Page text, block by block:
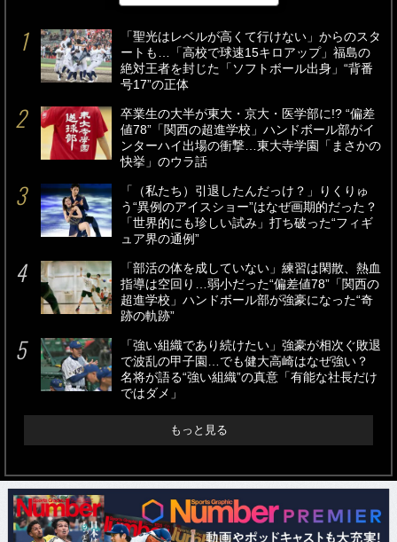
「聖光はレベルが高くて行けない」からのスタ
ートも…「高校で球速15キロアップ」福島の
絶対王者を封じた「ソフトボール出身」“背番
号17”の正体
卒業生の大半が東大・京大・医学部に!? “偏差
値78”「関西の超進学校」ハンドボール部がイ
ンターハイ出場の衝撃…東大寺学園「まさかの
快挙」のウラ話
「（私たち）引退したんだっけ？」りくりゅ
う“異例のアイスショー”はなぜ画期的だった？
「世界的にも珍しい試み」打ち破った“フィギ
ュア界の通例”
「部活の体を成していない」練習は閑散、熱血
指導は空回り…弱小だった“偏差値78”「関西の
超進学校」ハンドボール部が強豪になった“奇
跡の軌跡”
「強い組織であり続けたい」強豪が相次ぐ敗退
で波乱の甲子園…でも健大高崎はなぜ強い？
名将が語る“強い組織”の真意「有能な社長だけ
ではダメ」
もっと見る